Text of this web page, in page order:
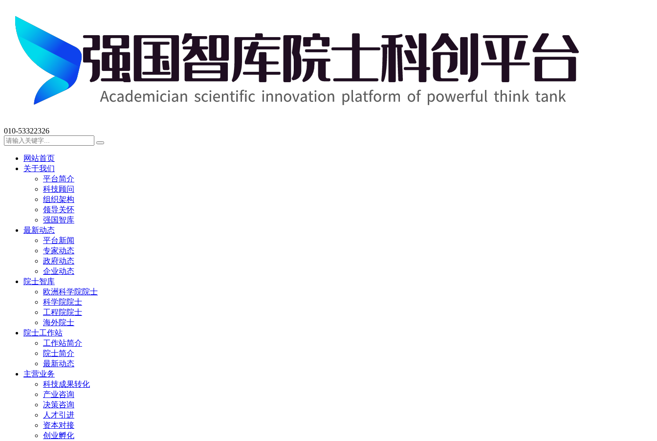
010-53322326
网站首页
关于我们
平台简介
科技顾问
组织架构
领导关怀
强国智库
最新动态
平台新闻
专家动态
政府动态
企业动态
院士智库
欧洲科学院院士
科学院院士
工程院院士
海外院士
院士工作站
工作站简介
院士简介
最新动态
主营业务
科技成果转化
产业咨询
决策咨询
人才引进
资本对接
创业孵化